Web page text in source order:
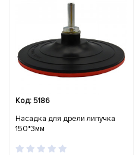
Код: 5186
Насадка для дрели липучка
150*3мм